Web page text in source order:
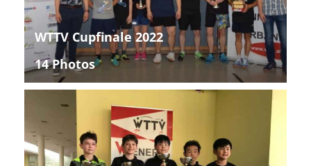
WTTV Cupfinale 2022
14 Photos